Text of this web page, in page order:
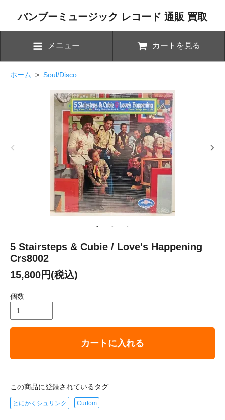
バンブーミュージック レコード 通販 買取
メニュー カートを見る
ホーム > Soul/Disco
5 Stairsteps & Cubie / Love's Happening
Crs8002
15,800円(税込)
個数
カートに入れる
この商品に登録されているタグ
とにかくシュリンク Curtom